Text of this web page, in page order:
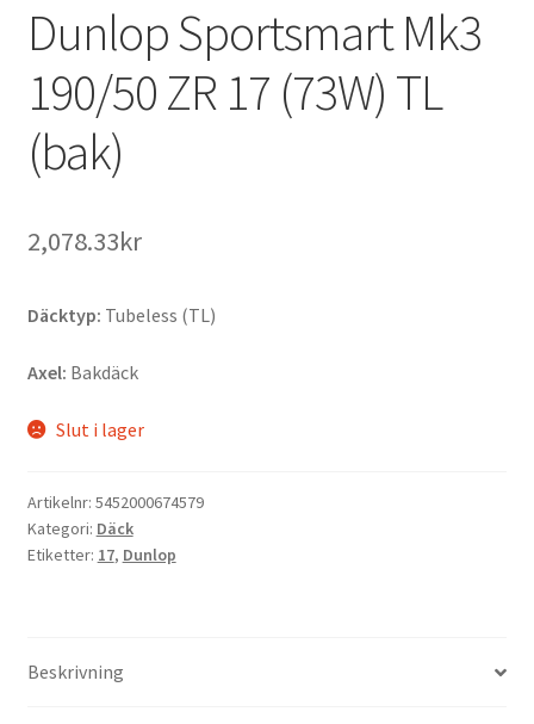
Dunlop Sportsmart Mk3
190/50 ZR 17 (73W) TL
(bak)
2,078.33kr
Däcktyp: Tubeless (TL)
Axel: Bakdäck
Slut i lager
Artikelnr: 5452000674579
Kategori: Däck
Etiketter: 17, Dunlop
Beskrivning